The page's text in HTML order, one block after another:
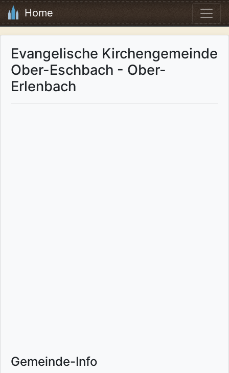
Home
Evangelische Kirchengemeinde
Ober-Eschbach - Ober-
Erlenbach
Gemeinde-Info